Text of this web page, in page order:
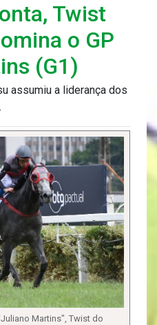
Twist
o GP
(G1)
assumiu a liderança dos
Martins", Twist do